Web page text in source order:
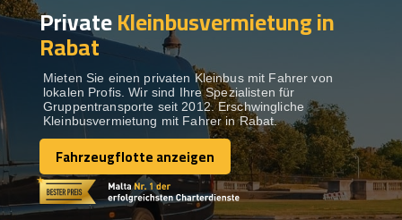
BUSVERMIETUNG Show dropdown
REISEZIELE
FLOTTE
KONTAKTIEREN SIE UNS
KONTAKTIEREN SIE UNS
PrivateKleinbusvermietung in
Rabat
Mieten Sie einen privaten Kleinbus mit Fahrer von
lokalen Profis. Wir sind Ihre Spezialisten für
Gruppentransporte seit 2012. Erschwingliche
Kleinbusvermietung mit Fahrer in Rabat.
Fahrzeugflotte anzeigen
Fahrzeugflotte anzeigen